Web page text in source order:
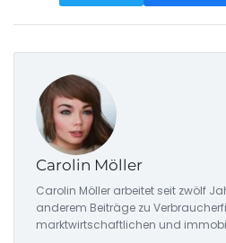
Carolin Möller
Carolin Möller arbeitet seit zwölf
anderem Beiträge zu
marktwirtschaftlichen und